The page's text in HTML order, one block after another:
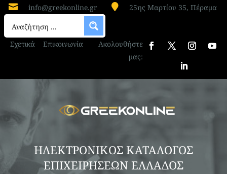
 info@greekonline.gr  25ης Μαρτίου 35, Πέραμα
Σχετικά Επικοινωνία
Ακολουθήστε
μας:
ΗΛΕΚΤΡΟΝΙΚΟΣ ΚΑΤΑΛΟΓΟΣ
ΕΠΙΧΕΙΡΗΣΕΩΝ ΕΛΛΑΔΟΣ